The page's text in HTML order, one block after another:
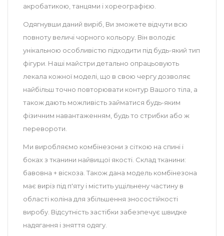
акробатикою, танцями і хореографією.
Одягнувши даний виріб, Ви зможете відчути всю
повноту величі чорного кольору. Він володіє
унікальною особливістю підходити під будь-який тип
фігури. Наші майстри детально опрацьовують
лекала кожної моделі, що в свою чергу дозволяє
найбільш точно повторювати контур Вашого тіла, а
також дають можливість займатися будь-яким
фізичним навантаженням, будь то стрибки або ж
перевороти.
Ми виробляємо комбінезони з сіткою на спині і
боках з тканини найвищої якості. Склад тканини:
бавовна + віскоза. Також дана модель комбінезона
має виріз під п'яту і містить ущільнену частину в
області коліна для збільшення зносостійкості
виробу. Відсутність застібки забезпечує швидке
надягання і зняття одягу.